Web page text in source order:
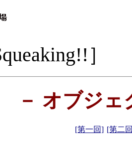
］
－ オブジ
[第一回] [第二